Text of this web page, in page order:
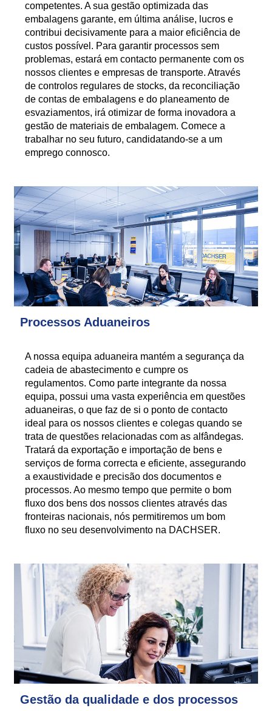
competentes. A sua gestão optimizada das
embalagens garante, em última análise, lucros e
contribui decisivamente para a maior eficiência de
custos possível. Para garantir processos sem
problemas, estará em contacto permanente com os
nossos clientes e empresas de transporte. Através
de controlos regulares de stocks, da reconciliação
de contas de embalagens e do planeamento de
esvaziamentos, irá otimizar de forma inovadora a
gestão de materiais de embalagem. Comece a
trabalhar no seu futuro, candidatando-se a um
emprego connosco.
Processos Aduaneiros
A nossa equipa aduaneira mantém a segurança da
cadeia de abastecimento e cumpre os
regulamentos. Como parte integrante da nossa
equipa, possui uma vasta experiência em questões
aduaneiras, o que faz de si o ponto de contacto
ideal para os nossos clientes e colegas quando se
trata de questões relacionadas com as alfândegas.
Tratará da exportação e importação de bens e
serviços de forma correcta e eficiente, assegurando
a exaustividade e precisão dos documentos e
processos. Ao mesmo tempo que permite o bom
fluxo dos bens dos nossos clientes através das
fronteiras nacionais, nós permitiremos um bom
fluxo no seu desenvolvimento na DACHSER.
Gestão da qualidade e dos processos